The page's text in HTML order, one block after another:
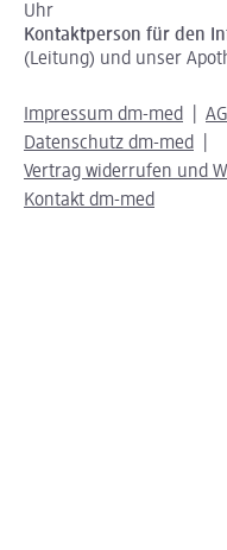
Uhr
Kontaktperson für den
(Leitung) und unser
Impressum dm-med
Datenschutz dm-med
Vertrag widerrufen und
Kontakt dm-med